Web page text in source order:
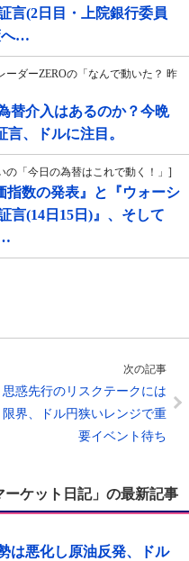
言(2日目・上院銀行委員
へ…
ダーZEROの「なんで動いた？ 昨
替介入はあるのか？今晩
、ドルに注目。
「今日の為替はこれで動く！」]
指数の発表』と『ウォーシ
言(14日15日)』、そして
次の記事
思惑先行のリスクテークには
限界、ドル円狭いレンジで重
要イベント待ち
ケット日記」の最新記事
は悪化し原油反発、ドル